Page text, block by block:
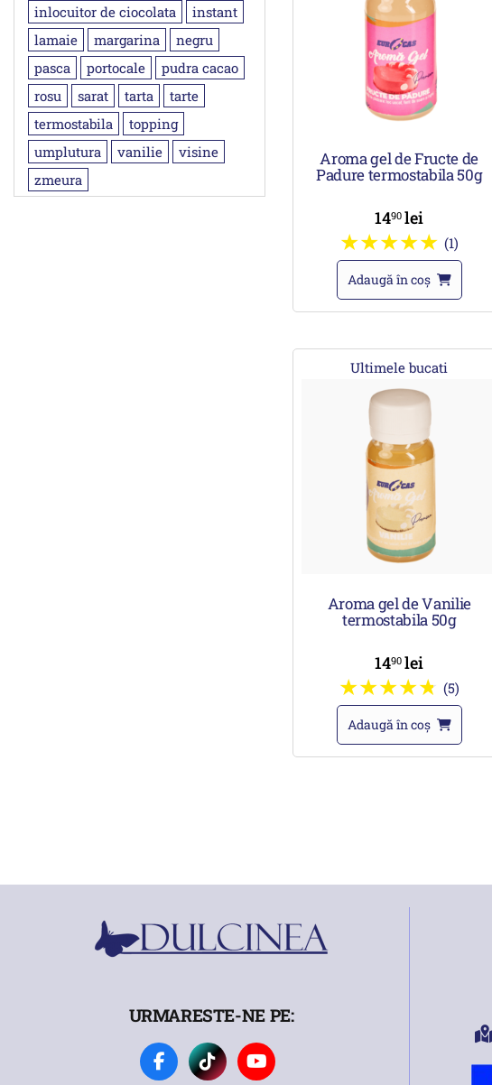
inlocuitor de ciocolata
instant
lamaie
margarina
negru
pasca
portocale
pudra cacao
rosu
sarat tarta
tarte
termostabila
topping
umplutura
vanilie
visine
zmeura
Aroma gel de Fructe de
Padure termostabila 50g
1490lei
(1)
Adaugă în coș
Ultimele bucati
Aroma gel de Vanilie
termostabila 50g
1490lei
(5)
Adaugă în coș
URMARESTE-NE PE: